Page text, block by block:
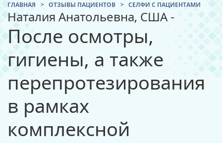
ГЛАВНАЯ ОТЗЫВЫ ПАЦИЕНТОВ CЕЛФИ С ПАЦИЕНТАМИ
Наталия Анатольевна, США -
После осмотры,
гигиены, а также
перепротезирования
в рамках
комплексной